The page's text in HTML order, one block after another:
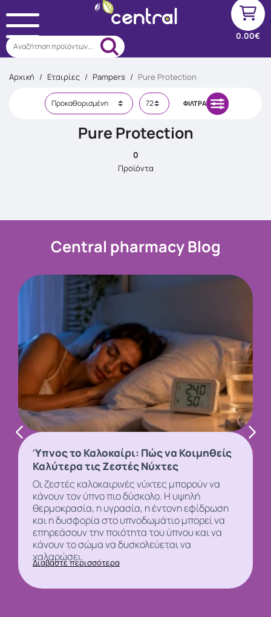
Αναζήτηση προϊόντων...
0.00€
Αρχική / Εταιρίες / Pampers / Pure Protection
Pure Protection
ΦΊΛΤΡΑ
0
Προϊόντα
Central pharmacy Blog
Ύπνος το Καλοκαίρι: Πώς να Κοιμηθείς
Καλύτερα τις Ζεστές Νύχτες
Οι ζεστές καλοκαιρινές νύχτες μπορούν να
κάνουν τονύπνοπιο δύσκολο. Η υψηλή
θερμοκρασία, η υγρασία, η έντονη εφίδρωση
και η δυσφορία στο υπνοδωμάτιο μπορεί να
επηρεάσουν την ποιότητα του ύπνου και να
κάνουν το σώμα να δυσκολεύεται να
χαλαρώσει.
Διαβάστε περισσότερα